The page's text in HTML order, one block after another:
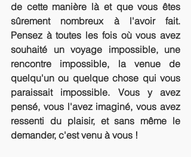
de cette manière là et que vous êtes
sûrement nombreux à l'avoir fait.
Pensez à toutes les fois où vous avez
souhaité un voyage impossible, une
rencontre impossible, la venue de
quelqu'un ou quelque chose qui vous
paraissait impossible. Vous y avez
pensé, vous l'avez imaginé, vous avez
ressenti du plaisir, et sans même le
demander, c'est venu à vous !